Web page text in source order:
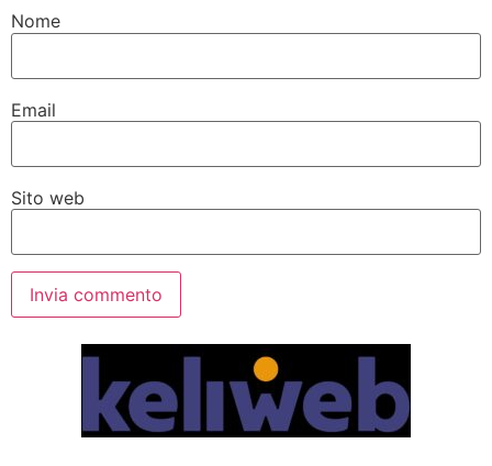
Nome
Email
Sito web